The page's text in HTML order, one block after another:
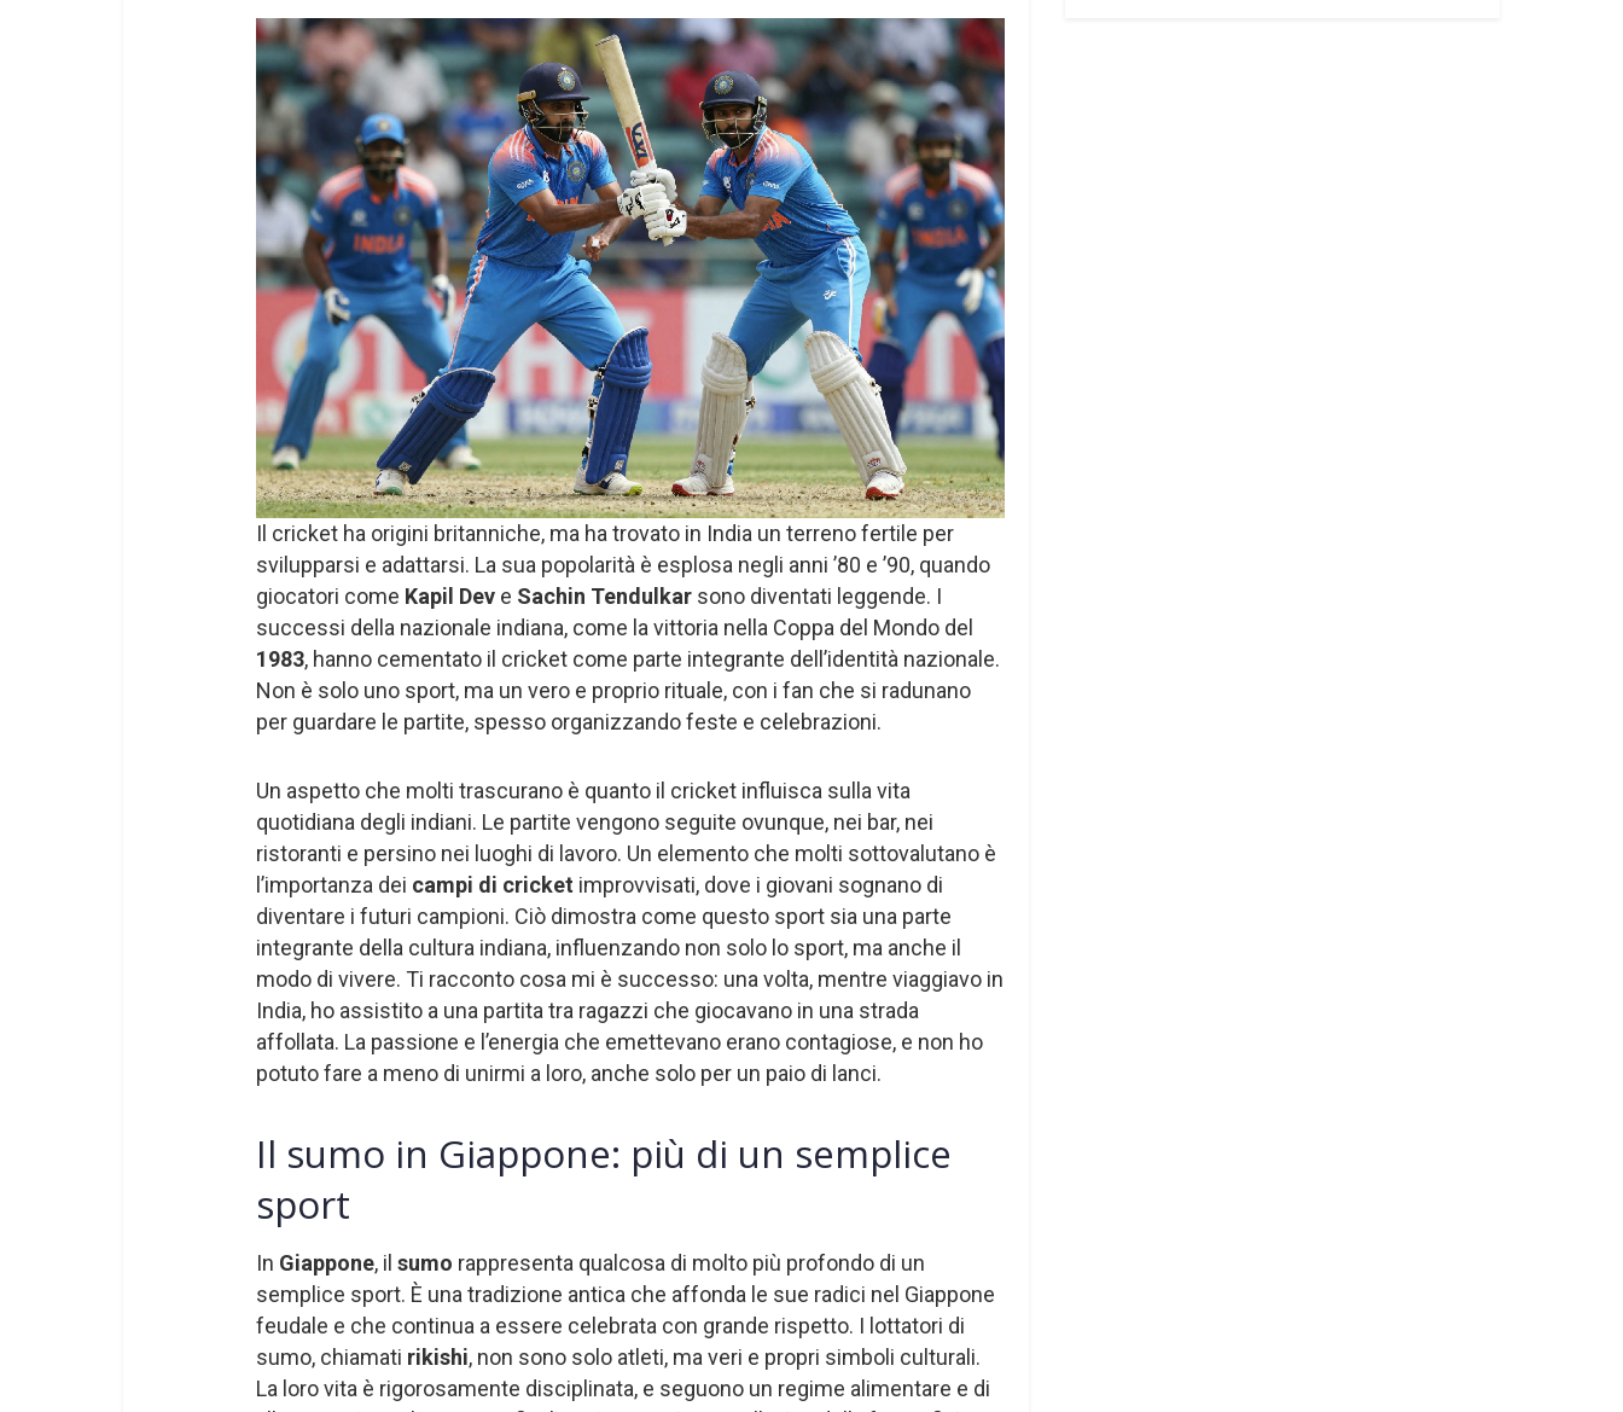
Il cricket ha origini britanniche, ma ha trovato in India un terreno fertile per
svilupparsi e adattarsi. La sua popolarità è esplosa negli anni ’80 e ’90, quando
giocatori come Kapil Dev e Sachin Tendulkar sono diventati leggende. I
successi della nazionale indiana, come la vittoria nella Coppa del Mondo del
1983, hanno cementato il cricket come parte integrante dell’identità nazionale.
Non è solo uno sport, ma un vero e proprio rituale, con i fan che si radunano
per guardare le partite, spesso organizzando feste e celebrazioni.
Un aspetto che molti trascurano è quanto il cricket influisca sulla vita
quotidiana degli indiani. Le partite vengono seguite ovunque, nei bar, nei
ristoranti e persino nei luoghi di lavoro. Un elemento che molti sottovalutano è
l’importanza dei campi di cricket improvvisati, dove i giovani sognano di
diventare i futuri campioni. Ciò dimostra come questo sport sia una parte
integrante della cultura indiana, influenzando non solo lo sport, ma anche il
modo di vivere. Ti racconto cosa mi è successo: una volta, mentre viaggiavo in
India, ho assistito a una partita tra ragazzi che giocavano in una strada
affollata. La passione e l’energia che emettevano erano contagiose, e non ho
potuto fare a meno di unirmi a loro, anche solo per un paio di lanci.
Il sumo in Giappone: più di un semplice
sport
In Giappone, il sumo rappresenta qualcosa di molto più profondo di un
semplice sport. È una tradizione antica che affonda le sue radici nel Giappone
feudale e che continua a essere celebrata con grande rispetto. I lottatori di
sumo, chiamati rikishi, non sono solo atleti, ma veri e propri simboli culturali.
La loro vita è rigorosamente disciplinata, e seguono un regime alimentare e di